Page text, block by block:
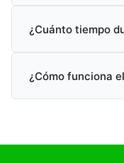
oficial SEP
¿Cuánto tiempo
nuestro programa
¿Cómo funciona